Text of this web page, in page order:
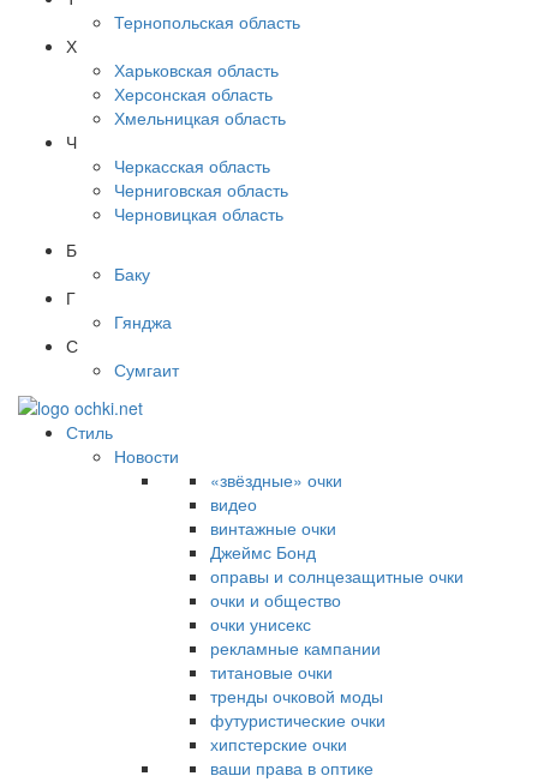
Тернопольская область
Х
Харьковская область
Херсонская область
Хмельницкая область
Ч
Черкасская область
Черниговская область
Черновицкая область
Б
Баку
Г
Гянджа
С
Сумгаит
Стиль
Новости
«звёздные» очки
видео
винтажные очки
Джеймс Бонд
оправы и солнцезащитные очки
очки и общество
очки унисекс
рекламные кампании
титановые очки
тренды очковой моды
футуристические очки
хипстерские очки
ваши права в оптике